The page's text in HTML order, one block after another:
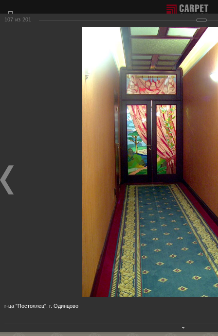
+7(495) 981-65-77
Фотогалерея наших работ по настилу ковролина.
Для получения более подробной информации о нашей
продукции и услугах, пожалуйста, обращайтесь к нашим
менеджерам, которые с радостью ответят на любые
Ваши вопросы и приедут к Вам для демонстрации
Гостиничные вестибюли, коридоры
Фотографии настила
в гостиничных вестибюлях, коридорах, на лестницах.
Гостиница-ресторан "Версаль"
107 из 201
г-ца "Постоялец". г. Одинцово